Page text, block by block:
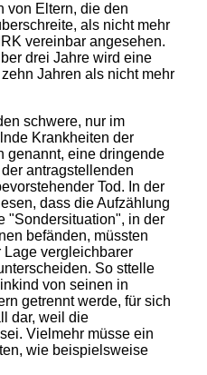
von Eltern, die den
als nicht mehr
vereinbar angesehen.
drei Jahre wird eine
Jahren als nicht mehr
schwere, nur im
Krankheiten der
genannt, eine dringende
antragstellenden
Tod. In der
dass die Aufzählung
"Sondersituation", in der
befänden, müssten
vergleichbarer
So sttelle
von seinen in
getrennt werde, für sich
dar, weil die
Vielmehr müsse ein
wie beispielsweise